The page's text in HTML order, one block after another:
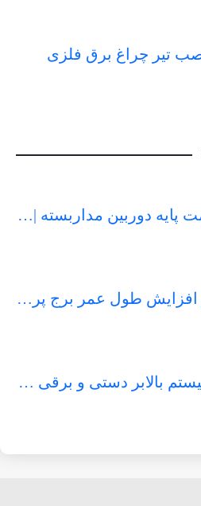
تیر چراغ برق فلزی
خرید و قیمت پایه دوربین مداربسته | دکل دوربین
نگهداری و افزایش طول عمر برج پرچم
مقایسه سیستم بالابر دستی و برقی در برج پرچم